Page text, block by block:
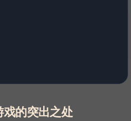
戏的突出之处